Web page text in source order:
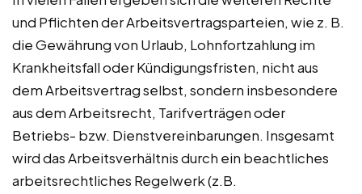
und Pflichten der Arbeitsvertragsparteien, wie z. B.
die Gewährung von Urlaub, Lohnfortzahlung im
Krankheitsfall oder Kündigungsfristen, nicht aus
dem Arbeitsvertrag selbst, sondern insbesondere
aus dem Arbeitsrecht, Tarifverträgen oder
Betriebs- bzw. Dienstvereinbarungen. Insgesamt
wird das Arbeitsverhältnis durch ein beachtliches
arbeitsrechtliches Regelwerk (z.B.